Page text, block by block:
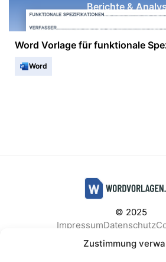
Zustimmung
Berichte &
Word Vorlage für funktionale
Word
© 2025
ImpressumDatenschutz
Facebook
Instagram